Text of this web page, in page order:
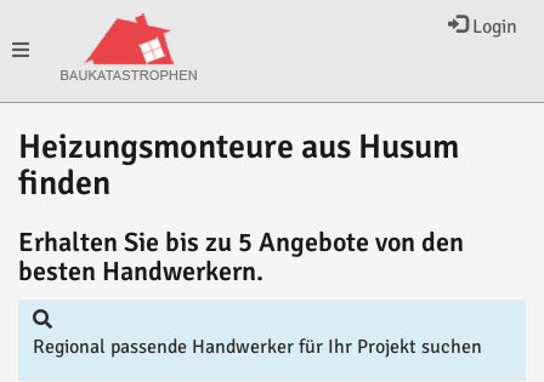
Login
Toggle
navigation
Heizungsmonteure aus Husum
finden
Erhalten Sie bis zu 5 Angebote von den
besten Handwerkern.
Regional passende Handwerker für Ihr Projekt suchen